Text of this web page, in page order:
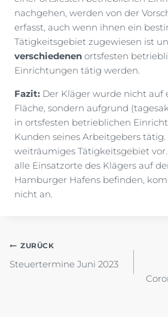
nachgehen, werden von der
erfasst, auch wenn ihnen ein
Tätigkeitsgebiet zugewiesen ist
verschiedenen ortsfesten
Einrichtungen tätig werden.
Fazit: Der Kläger wurde nicht auf
Fläche, sondern aufgrund
in ortsfesten betrieblichen
Kunden seines Arbeitgebers
weiträumiges Tätigkeitsgebiet vor.
alle Einsatzorte des Klägers auf
Hamburger Hafens befinden,
nicht an.
ZURÜCK
Steuertermine Juni 2023